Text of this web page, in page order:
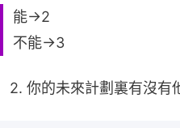
能→2
不能→3
2. 你的未來計劃裏有沒有